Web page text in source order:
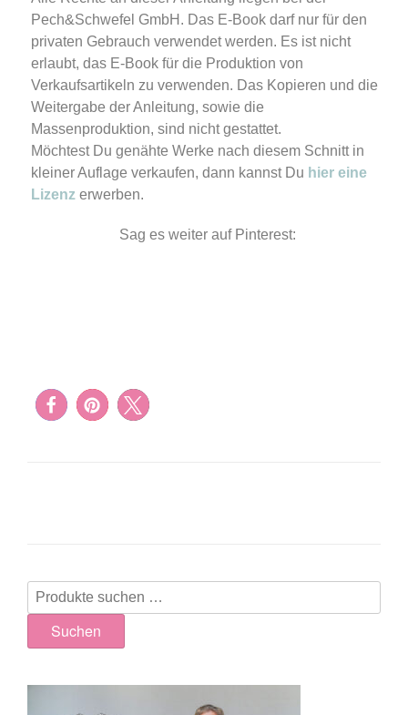
Pech&Schwefel GmbH. Das E-Book darf nur für den
privaten Gebrauch verwendet werden. Es ist nicht
erlaubt, das E-Book für die Produktion von
Verkaufsartikeln zu verwenden. Das Kopieren und die
Weitergabe der Anleitung, sowie die
Massenproduktion, sind nicht gestattet.
Möchtest Du genähte Werke nach diesem Schnitt in
kleiner Auflage verkaufen, dann kannst Du hier eine
Lizenz erwerben.
Sag es weiter auf Pinterest:
Suchen
nach:
Suchen